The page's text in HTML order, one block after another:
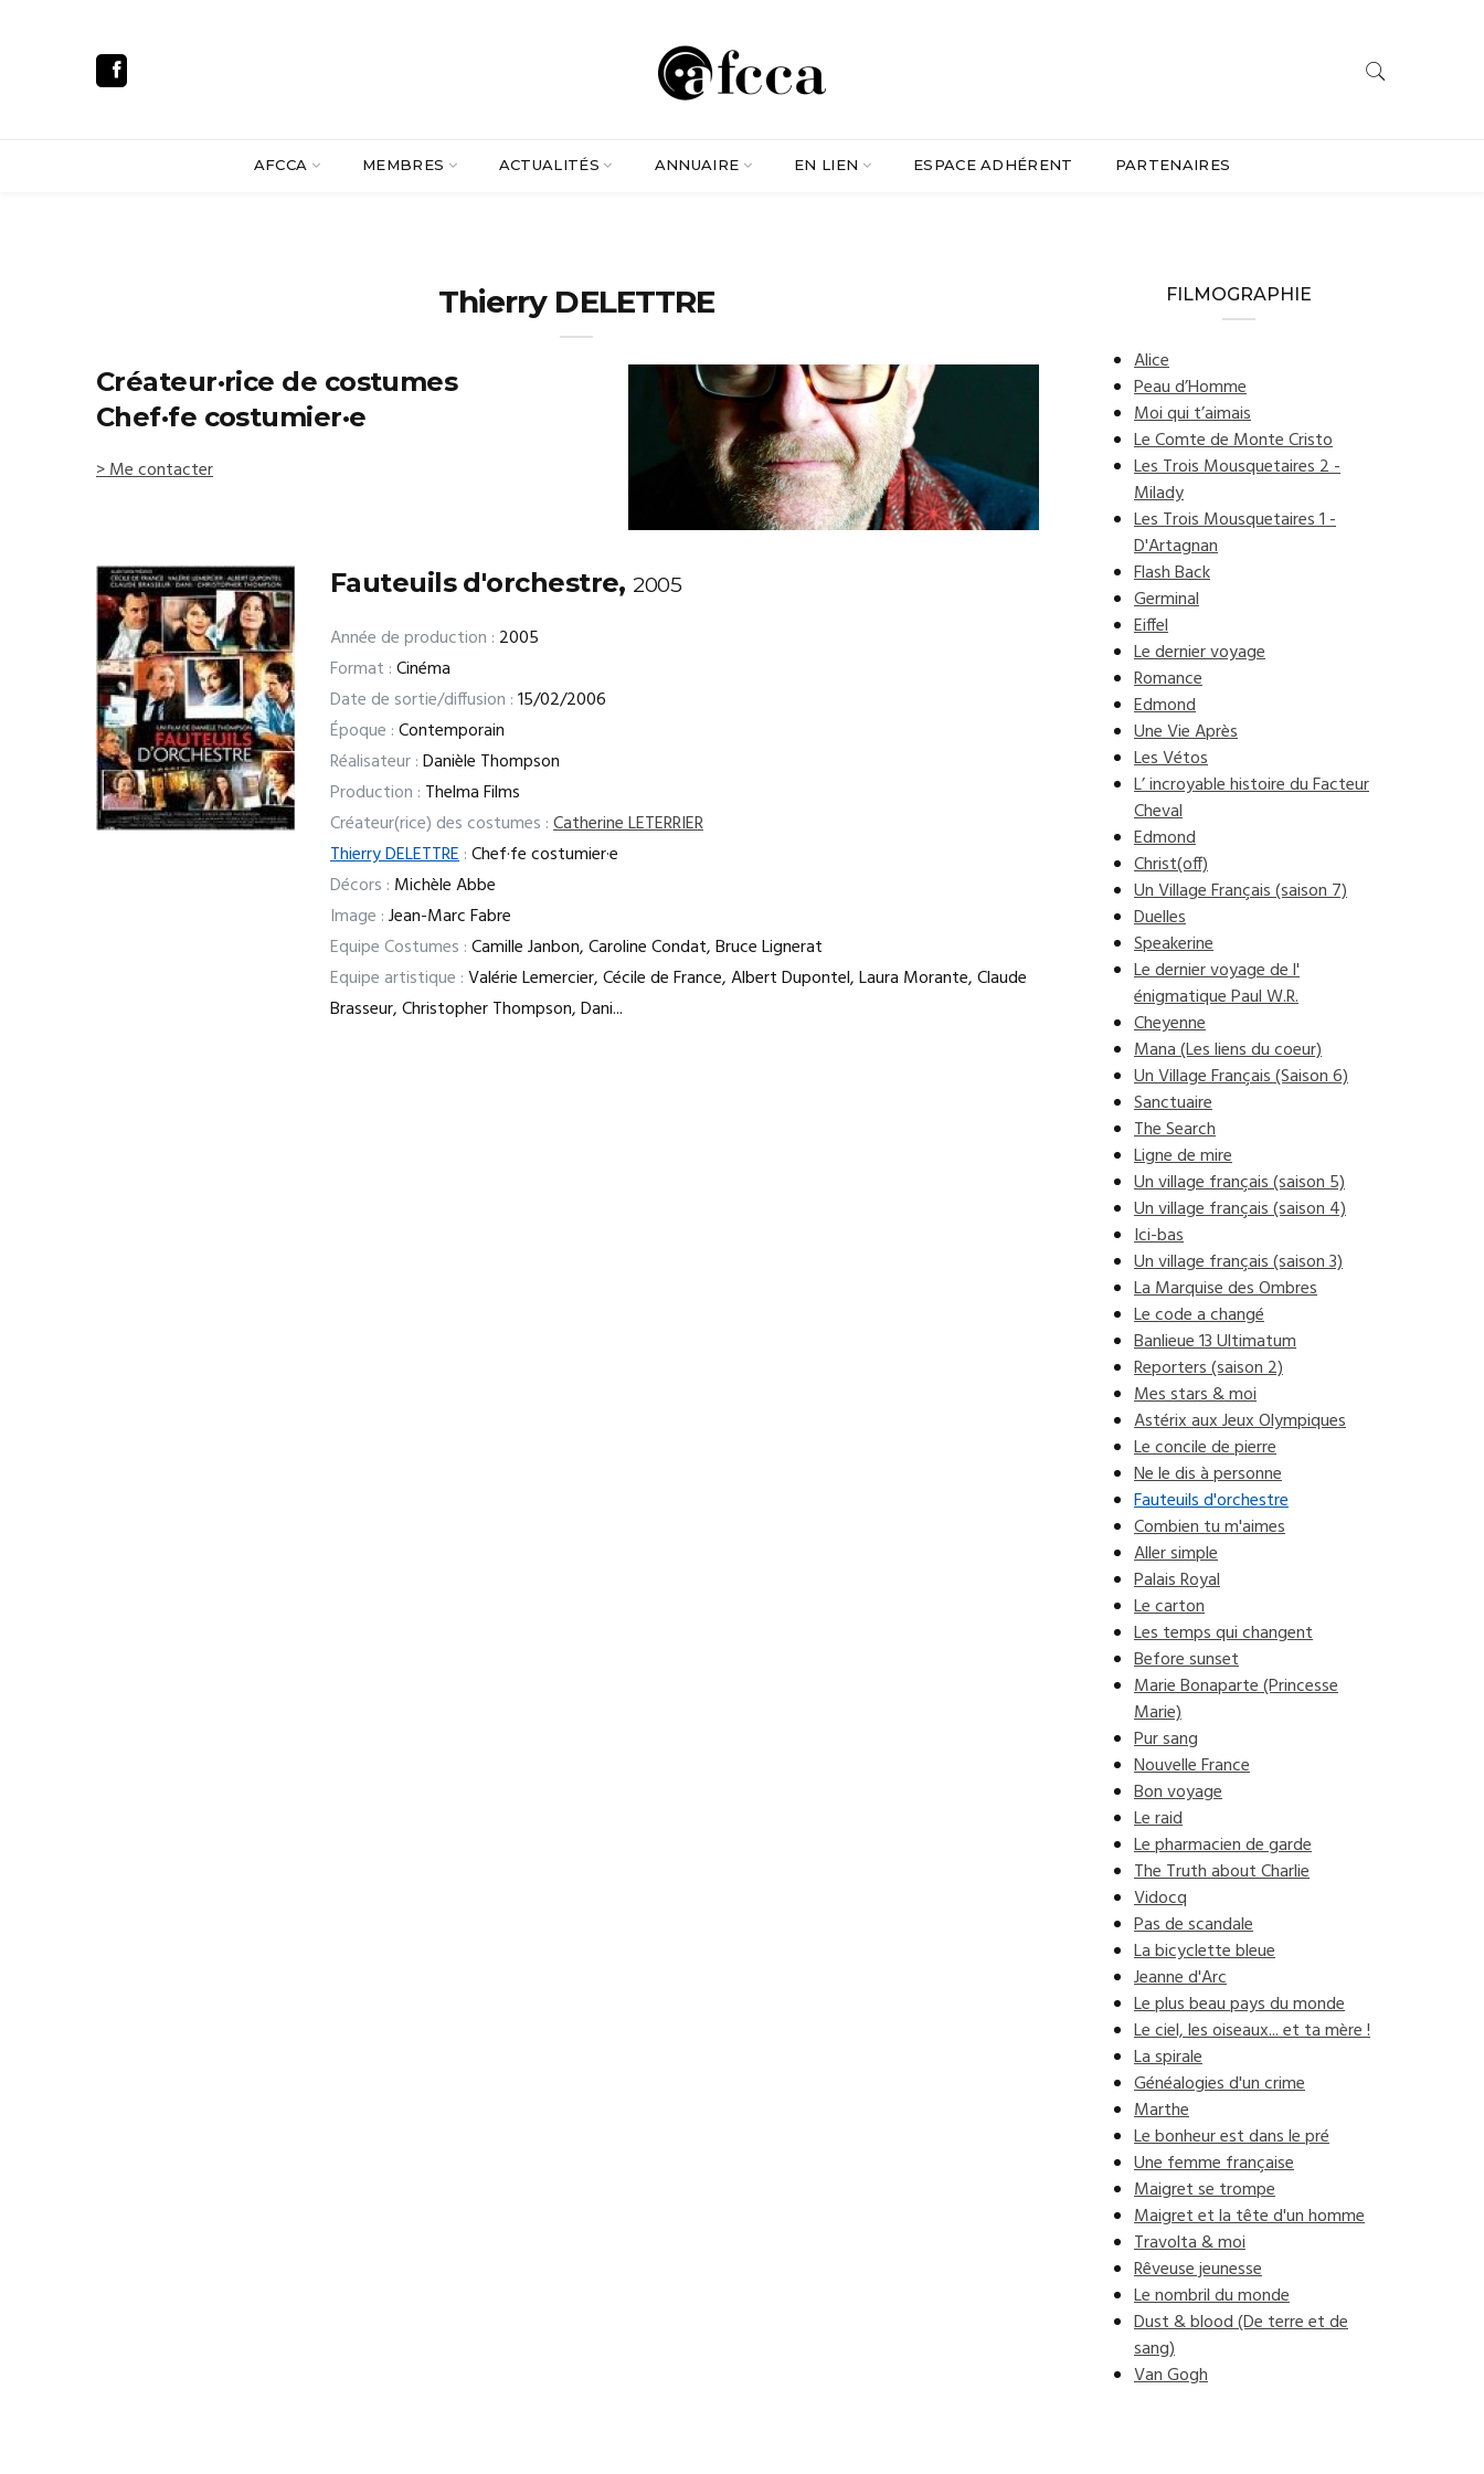
AFCCA MEMBRES ACTUALITÉS ANNUAIRE EN LIEN ESPACE ADHÉRENT PARTENAIRES
Thierry DELETTRE
Créateur·rice de costumes
Chef·fe costumier·e
> Me contacter
Fauteuils d'orchestre,2005
Année de production : 2005
Format :Cinéma
Date de sortie/diffusion :15/02/2006
Époque :Contemporain
Réalisateur :Danièle Thompson
Production : Thelma Films
Créateur(rice) des costumes :Catherine LETERRIER
Thierry DELETTRE:Chef·fe costumier·e
Décors : Michèle Abbe
Image :Jean-Marc Fabre
Equipe Costumes :Camille Janbon, Caroline Condat, Bruce Lignerat
Equipe artistique :Valérie Lemercier, Cécile de France, Albert Dupontel, Laura Morante, Claude
Brasseur, Christopher Thompson, Dani...
FILMOGRAPHIE
Alice
Peau d’Homme
Moi qui t’aimais
Le Comte de Monte Cristo
Les Trois Mousquetaires 2 -
Milady
Les Trois Mousquetaires 1 -
D'Artagnan
Flash Back
Germinal
Eiffel
Le dernier voyage
Romance
Edmond
Une Vie Après
Les Vétos
L’ incroyable histoire du Facteur
Cheval
Edmond
Christ(off)
Un Village Français (saison 7)
Duelles
Speakerine
Le dernier voyage de l'
énigmatique Paul W.R.
Cheyenne
Mana (Les liens du coeur)
Un Village Français (Saison 6)
Sanctuaire
The Search
Ligne de mire
Un village français (saison 5)
Un village français (saison 4)
Ici-bas
Un village français (saison 3)
La Marquise des Ombres
Le code a changé
Banlieue 13 Ultimatum
Reporters (saison 2)
Mes stars & moi
Astérix aux Jeux Olympiques
Le concile de pierre
Ne le dis à personne
Fauteuils d'orchestre
Combien tu m'aimes
Aller simple
Palais Royal
Le carton
Les temps qui changent
Before sunset
Marie Bonaparte (Princesse
Marie)
Pur sang
Nouvelle France
Bon voyage
Le raid
Le pharmacien de garde
The Truth about Charlie
Vidocq
Pas de scandale
La bicyclette bleue
Jeanne d'Arc
Le plus beau pays du monde
Le ciel, les oiseaux... et ta mère !
La spirale
Généalogies d'un crime
Marthe
Le bonheur est dans le pré
Une femme française
Maigret se trompe
Maigret et la tête d'un homme
Travolta & moi
Rêveuse jeunesse
Le nombril du monde
Dust & blood (De terre et de
sang)
Van Gogh